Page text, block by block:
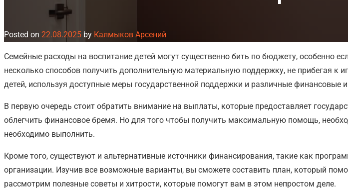
Posted on 22.08.2025 by Калмыков Арсений
Семейные расходы на воспитание детей могут существенно бить по бюджету, особенно
несколько способов получить дополнительную материальную поддержку, не прибегая
детей, используя доступные меры государственной поддержки и различные финансовые
В первую очередь стоит обратить внимание на выплаты, которые предоставляет
облегчить финансовое бремя. Но для того чтобы получить максимальную помощь,
необходимо выполнить.
Кроме того, существуют и альтернативные источники финансирования, такие как
организации. Изучив все возможные варианты, вы сможете составить план, который
рассмотрим полезные советы и хитрости, которые помогут вам в этом непростом деле.